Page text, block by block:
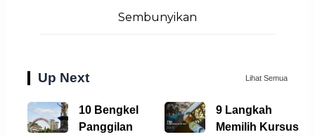
Sembunyikan
Up Next Lihat Semua
10 Bengkel
Panggilan
9 Langkah
Memilih Kursus